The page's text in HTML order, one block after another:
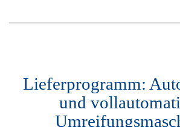
Lieferprogramm:
und